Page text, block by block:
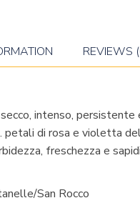
REVIEWS
intenso,
petali di rosa e violetta
freschezza e
San Rocco